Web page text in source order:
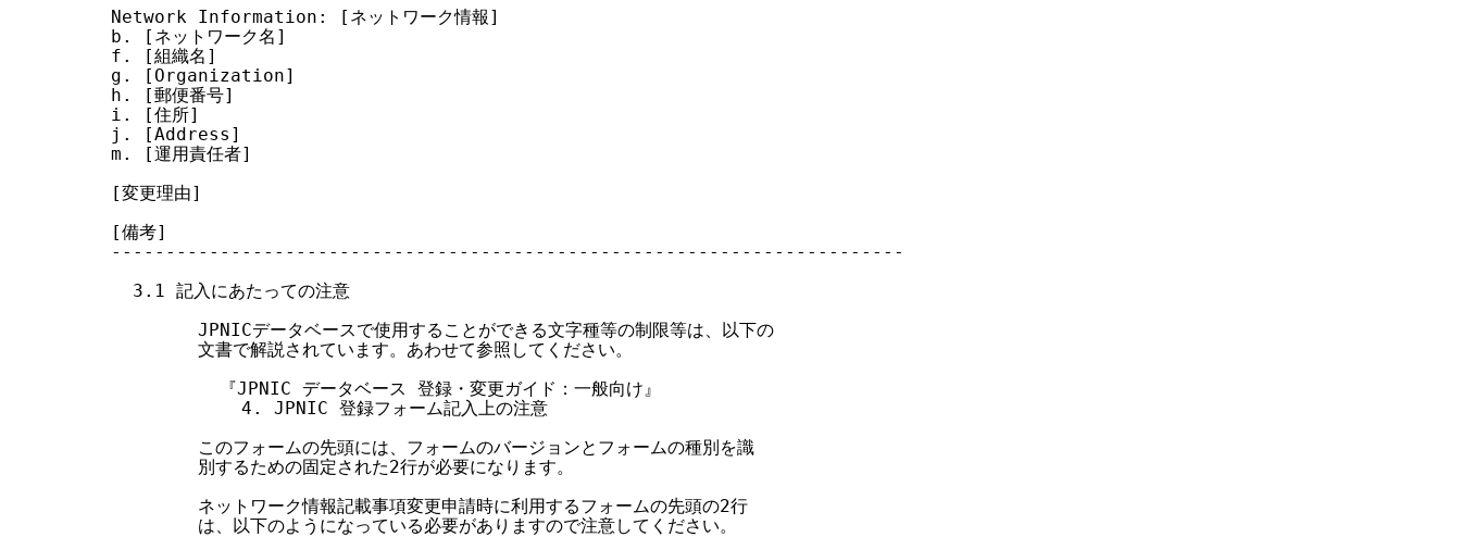
Network Information: [ネットワーク情報]
b. [ネットワーク名]
f. [組織名]
g. [Organization]
h. [郵便番号]
i. [住所]
j. [Address]
m. [運用責任者]
[変更理由]
[備考]
-------------------------------------------------------------------------
  3.1 記入にあたっての注意
        JPNICデータベースで使用することができる文字種等の制限等は、以下の
        文書で解説されています。あわせて参照してください。
          『JPNIC データベース 登録・変更ガイド：一般向け』
            4. JPNIC 登録フォーム記入上の注意
        このフォームの先頭には、フォームのバージョンとフォームの種別を識
        別するための固定された2行が必要になります。
        ネットワーク情報記載事項変更申請時に利用するフォームの先頭の2行
        は、以下のようになっている必要がありますので注意してください。